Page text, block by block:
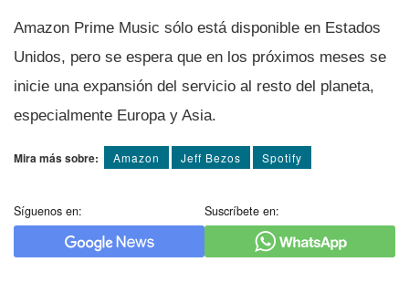
Amazon Prime Music sólo está disponible en Estados
Unidos, pero se espera que en los próximos meses se
inicie una expansión del servicio al resto del planeta,
especialmente Europa y Asia.
Mira más sobre: Amazon Jeff Bezos Spotify
Síguenos en: Suscríbete en: